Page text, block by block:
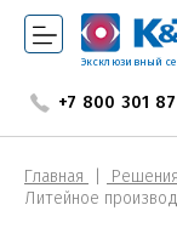
Эксклюзивный
+7 800 301
Главная Решения
Литейное